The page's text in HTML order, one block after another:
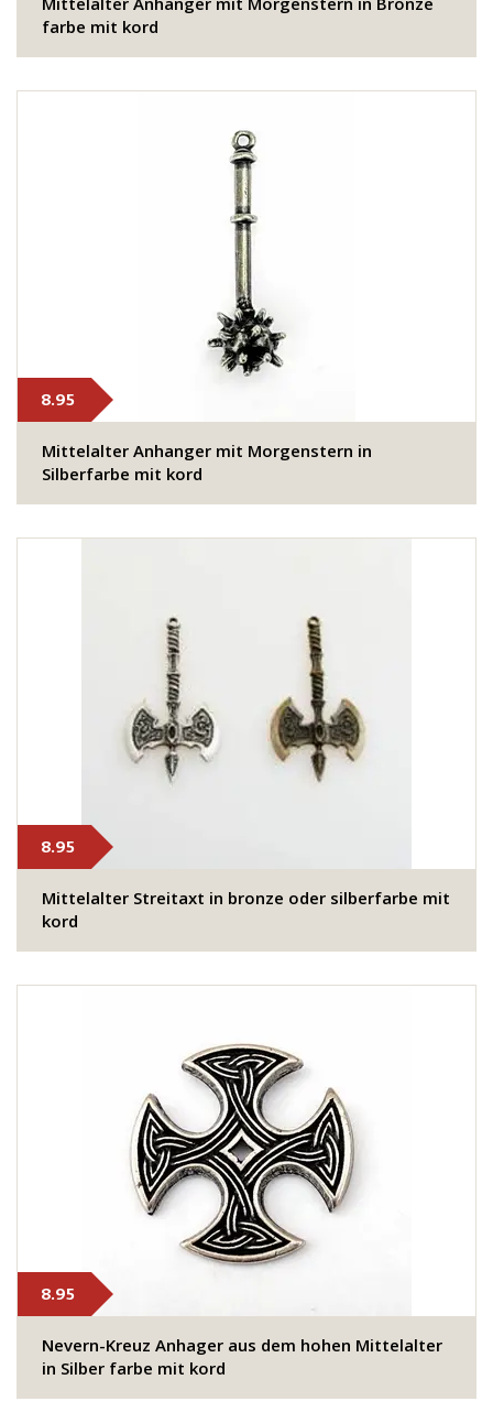
farbe mit kord
8.95
Mittelalter Anhanger mit Morgenstern in
Silberfarbe mit kord
8.95
Mittelalter Streitaxt in bronze oder silberfarbe mit
kord
8.95
Nevern-Kreuz Anhager aus dem hohen Mittelalter
in Silber farbe mit kord